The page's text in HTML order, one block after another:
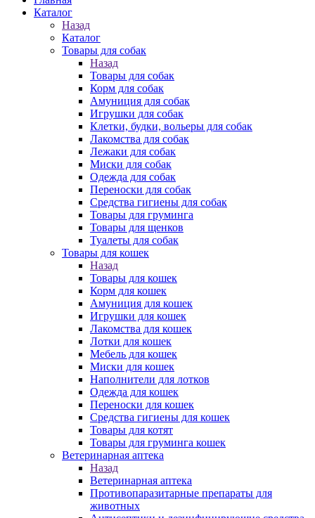
Каталог
Назад
Каталог
Товары для собак
Назад
Товары для собак
Корм для собак
Амуниция для собак
Игрушки для собак
Клетки, будки, вольеры для собак
Лакомства для собак
Лежаки для собак
Миски для собак
Одежда для собак
Переноски для собак
Средства гигиены для собак
Товары для груминга
Товары для щенков
Туалеты для собак
Товары для кошек
Назад
Товары для кошек
Корм для кошек
Амуниция для кошек
Игрушки для кошек
Лакомства для кошек
Лотки для кошек
Мебель для кошек
Миски для кошек
Наполнители для лотков
Одежда для кошек
Переноски для кошек
Средства гигиены для кошек
Товары для котят
Товары для груминга кошек
Ветеринарная аптека
Назад
Ветеринарная аптека
Противопаразитарные препараты для
животных